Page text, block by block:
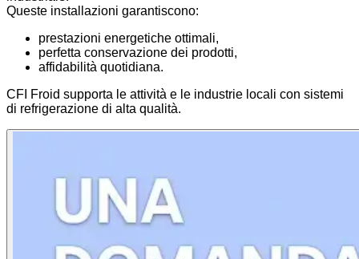
Queste installazioni garantiscono:
prestazioni energetiche ottimali,
perfetta conservazione dei prodotti,
affidabilità quotidiana.
CFI Froid supporta le attività e le industrie locali con sistemi
di refrigerazione di alta qualità.